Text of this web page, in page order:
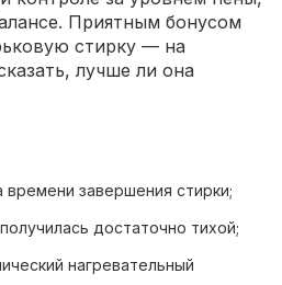
Приятным бонусом
стирку — на
лучше ли она
времени завершения стирки;
достаточно тихой;
нагревательный